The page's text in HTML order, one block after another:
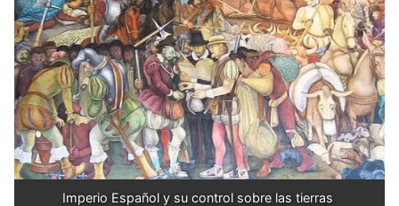
Imperio Español y su control sobre las tierras